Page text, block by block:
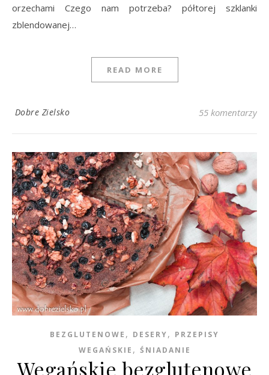
orzechami Czego nam potrzeba? półtorej szklanki
zblendowanej…
READ MORE
Dobre Zielsko 55 komentarzy
BEZGLUTENOWE , DESERY, PRZEPISY
WEGAŃSKIE , ŚNIADANIE
Wegańskie bezglutenowe